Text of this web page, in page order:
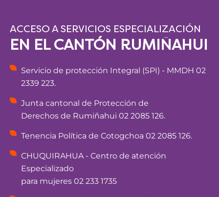
ACCESO A SERVICIOS ESPECIALIZACIÓN
EN EL CANTÓN RUMIÑAHUI
Servicio de protección Integral (SPI) - MMDH 02
2339 223.
Junta cantonal de Protección de
Derechos de Rumiñahui 02 2085 126.
Tenencia Política de Cotogchoa 02 2085 126.
CHUQUIRAHUA - Centro de atención
Especializado
para mujeres 02 233 1735